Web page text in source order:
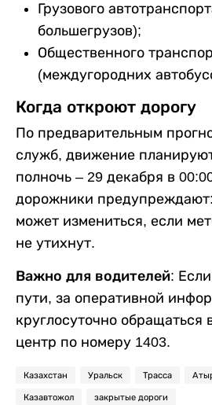
Грузового
большегрузов);
Общественного
(междугородних
Когда откроют дорогу
По предварительным
служб, движение
полночь – 29 декабря в
дорожники
может измениться, если
не утихнут.
Важно для водителей:
пути, за оперативной
круглосуточно обращаться
центр по номеру 1403.
Казахстан Уральск Трасса
Казавтожол закрытые дороги